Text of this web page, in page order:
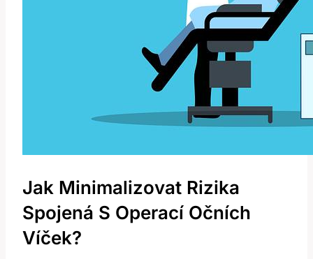
Jak Minimalizovat Rizika
Spojená S Operací Očních
Víček?